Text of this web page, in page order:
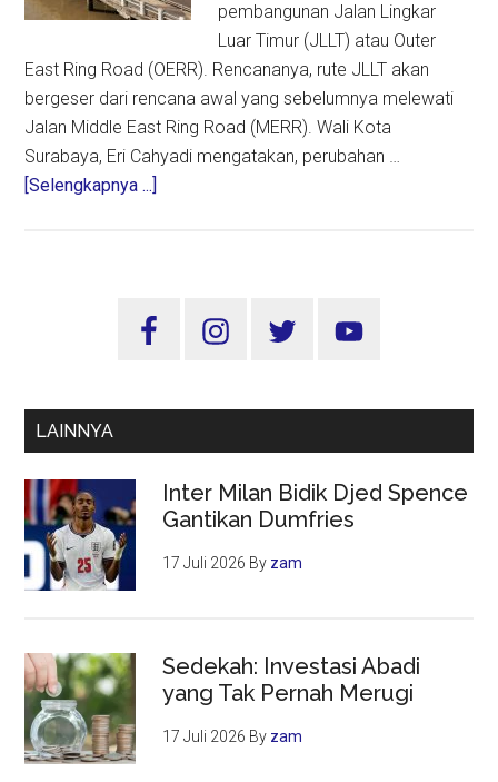
pembangunan Jalan Lingkar
Luar Timur (JLLT) atau Outer
East Ring Road (OERR). Rencananya, rute JLLT akan
bergeser dari rencana awal yang sebelumnya melewati
Jalan Middle East Ring Road (MERR). Wali Kota
Surabaya, Eri Cahyadi mengatakan, perubahan …
[Selengkapnya ...]
Wali
Tekan
Biaya
Pembangunan
Sidebar
LAINNYA
Inter Milan Bidik Djed Spence
Gantikan Dumfries
17 Juli 2026 By zam
Sedekah: Investasi Abadi
yang Tak Pernah Merugi
17 Juli 2026 By zam